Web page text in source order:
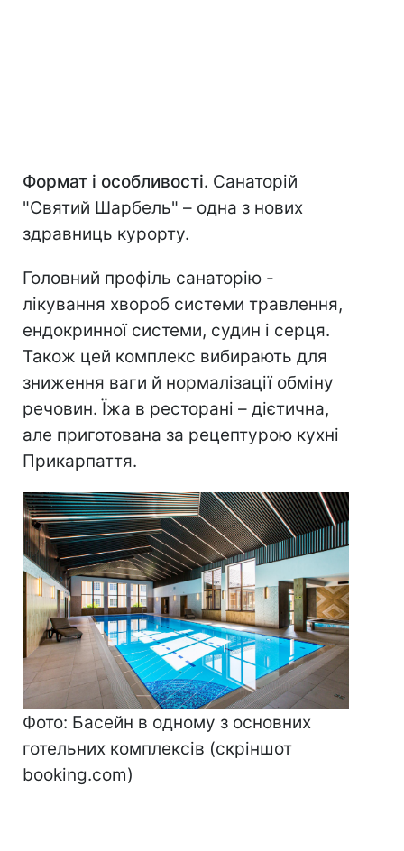
Формат і особливості. Санаторій
"Святий Шарбель" – одна з нових
здравниць курорту.
Головний профіль санаторію -
лікування хвороб системи травлення,
ендокринної системи, судин і серця.
Також цей комплекс вибирають для
зниження ваги й нормалізації обміну
речовин. Їжа в ресторані – дієтична,
але приготована за рецептурою кухні
Прикарпаття.
Фото: Басейн в одному з основних
готельних комплексів (скріншот
booking.com)